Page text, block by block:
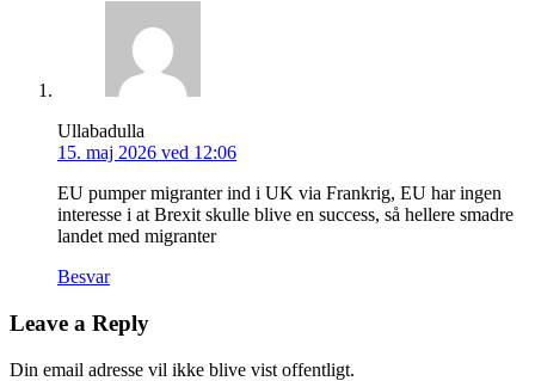
Ullabadulla
15. maj 2026 ved 12:06
EU pumper migranter ind i UK via Frankrig, EU har ingen
interesse i at Brexit skulle blive en success, så hellere smadre
landet med migranter
Besvar
Leave a Reply
Din email adresse vil ikke blive vist offentligt.